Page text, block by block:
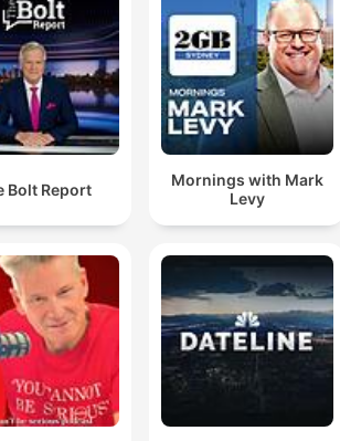
Bolt Report
Mornings with Mark
Levy